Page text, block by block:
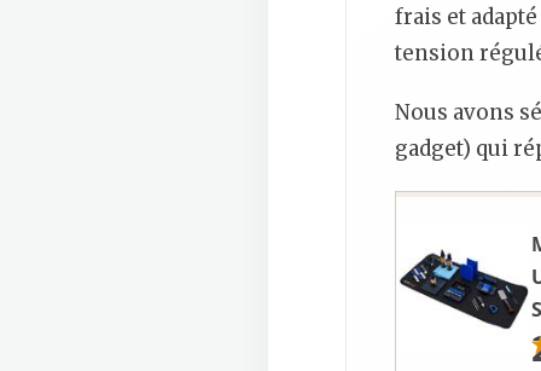
frais et
tension
Nous avons
gadget) qui